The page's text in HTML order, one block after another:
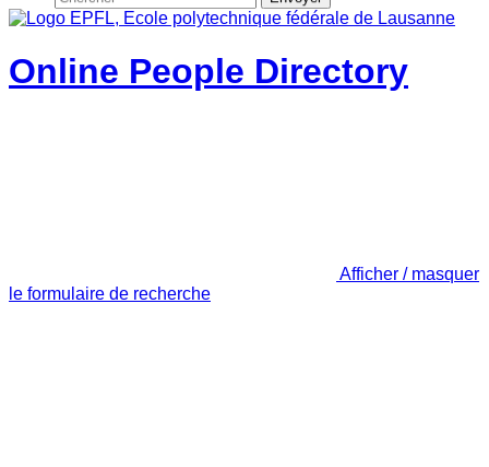
Online People Directory
Afficher / masquer
le formulaire de recherche